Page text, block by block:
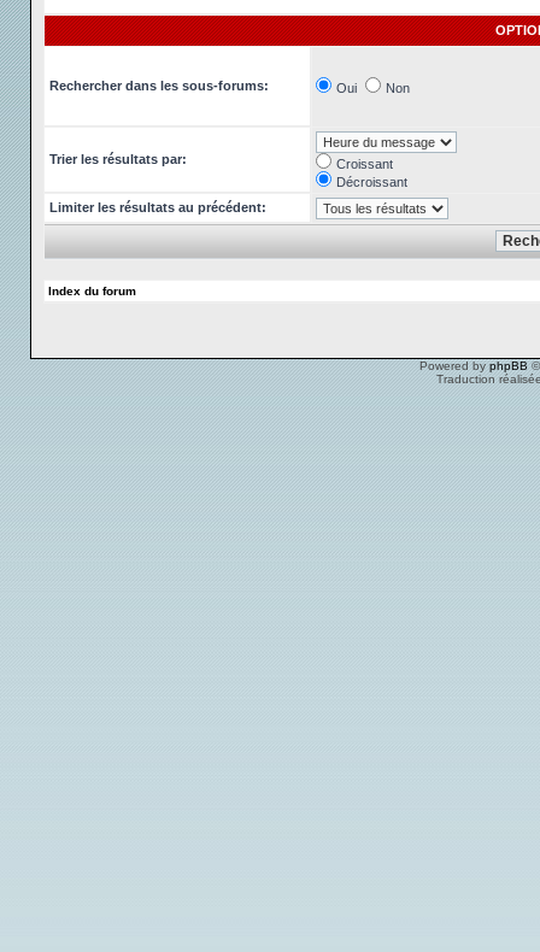
Rechercher dans les sous-forums: Oui Non
Trier les résultats par:
Croissant
Décroissant
Limiter les résultats au précédent:
Index du forum
Powered by phpBB
Traduction